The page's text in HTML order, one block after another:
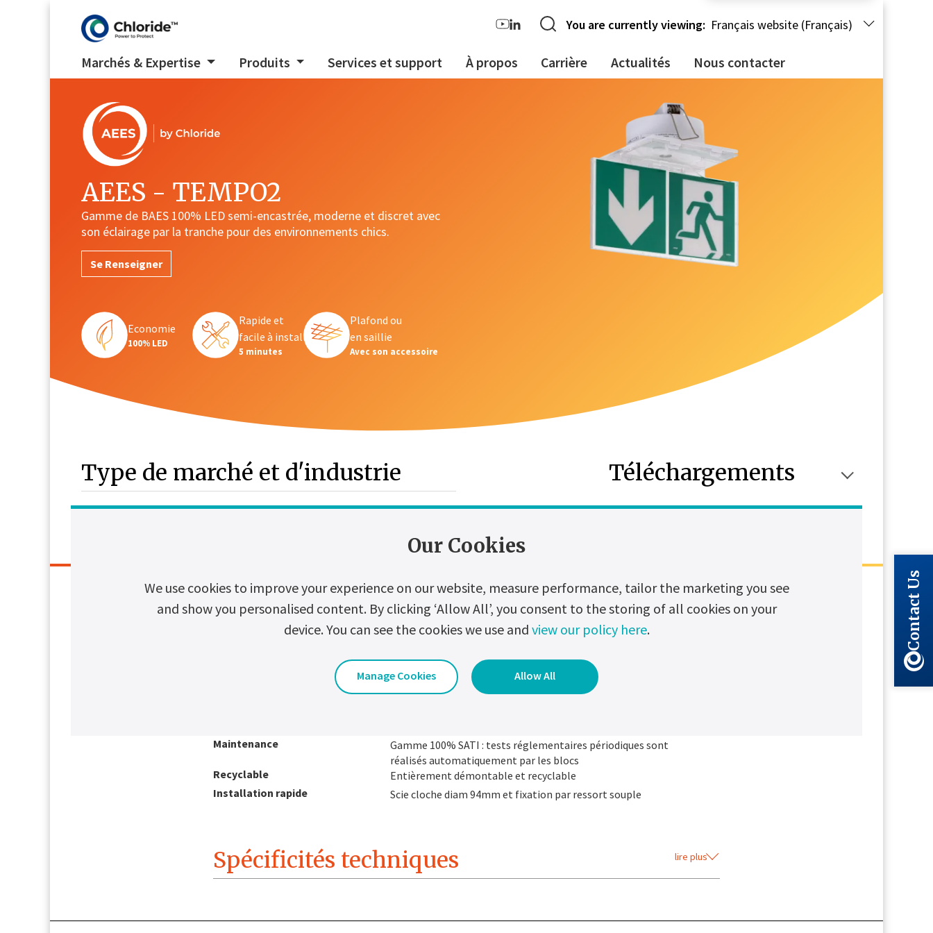
Marchés & Expertise Produits Services et support À propos Carrière Actualités Nous contacter
You are currently viewing: Français website (Français)
AEES - TEMPO2
Gamme de BAES 100% LED semi-encastrée, moderne et discret avec
son éclairage par la tranche pour des environnements chics.
Se Renseigner
Economie
100% LED
Rapide et
facile à installer
5 minutes
Plafond ou
en saillie
Avec son accessoire
Type de marché et d'industrie Téléchargements
Caractéristiques et avantages
Lire
Maintenance
Gamme 100% SATI : tests réglementaires périodiques sont
réalisés automatiquement par les blocs
Recyclable
Entièrement démontable et recyclable
Installation rapide
Scie cloche diam 94mm et fixation par ressort souple
Spécificités techniques lire plus
Contact Us
Our Cookies
We use cookies to improve your experience on our website, measure performance, tailor the marketing you see
and show you personalised content. By clicking ‘Allow All’, you consent to the storing of all cookies on your
device. You can see the cookies we use and view our policy here.
Manage Cookies Allow All